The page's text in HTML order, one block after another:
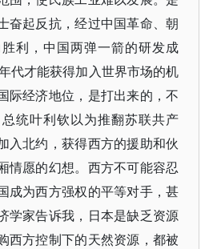
奋起反抗，经过中国革命、朝
利，中国两弹一箭的研发成
代才能获得加入世界市场的机
际经济地位，是打出来的，不
统叶利钦以为推翻苏联共产
入北约，获得西方的援助和伙
情愿的幻想。西方不可能容忍
成为西方强权的平等对手，甚
学家告诉我，日本是缺乏资源
西方控制下的天然资源，都被